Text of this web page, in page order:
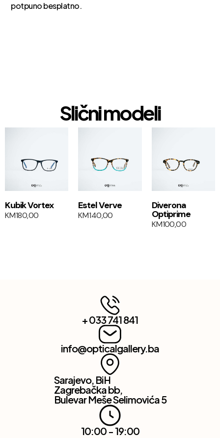
potpuno besplatno.
Slični modeli
1+1
Kubik Vortex
KM180,00
Estel Verve
KM140,00
1+1
Diverona
Optiprime
KM100,00
+ 033 741 841
info@opticalgallery.ba
Sarajevo, BiH
Zagrebačka bb,
Bulevar Meše Selimovića 5
10:00 - 19:00